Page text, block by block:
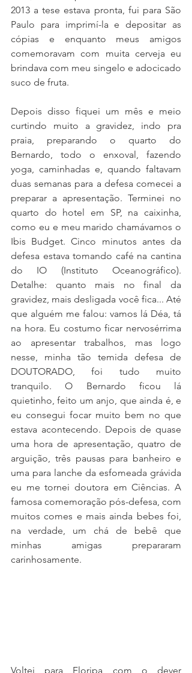
2013 a tese estava pronta, fui para São
Paulo para imprimí-la e depositar as
cópias e enquanto meus amigos
comemoravam com muita cerveja eu
brindava com meu singelo e adocicado
suco de fruta.
Depois disso fiquei um mês e meio
curtindo muito a gravidez, indo pra
praia, preparando o quarto do
Bernardo, todo o enxoval, fazendo
yoga, caminhadas e, quando faltavam
duas semanas para a defesa comecei a
preparar a apresentação. Terminei no
quarto do hotel em SP, na caixinha,
como eu e meu marido chamávamos o
Ibis Budget. Cinco minutos antes da
defesa estava tomando café na cantina
do IO (Instituto Oceanográfico).
Detalhe: quanto mais no final da
gravidez, mais desligada você fica... Até
que alguém me falou: vamos lá Déa, tá
na hora. Eu costumo ficar nervosérrima
ao apresentar trabalhos, mas logo
nesse, minha tão temida defesa de
DOUTORADO, foi tudo muito
tranquilo. O Bernardo ficou lá
quietinho, feito um anjo, que ainda é, e
eu consegui focar muito bem no que
estava acontecendo. Depois de quase
uma hora de apresentação, quatro de
arguição, três pausas para banheiro e
uma para lanche da esfomeada grávida
eu me tornei doutora em Ciências. A
famosa comemoração pós-defesa, com
muitos comes e mais ainda bebes foi,
na verdade, um chá de bebê que
minhas amigas prepararam
carinhosamente.
Voltei para Floripa com o dever